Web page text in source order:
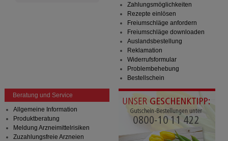
Zahlungsmöglichkeiten
Rezepte einlösen
Freiumschläge anfordern
Freiumschläge downloaden
Auslandsbestellung
Reklamation
Widerrufsformular
Problembehebung
Bestellschein
Beratung und Service
Allgemeine Information
Produktberatung
Meldung Arzneimittelrisiken
Zuzahlungsfreie Arzneien